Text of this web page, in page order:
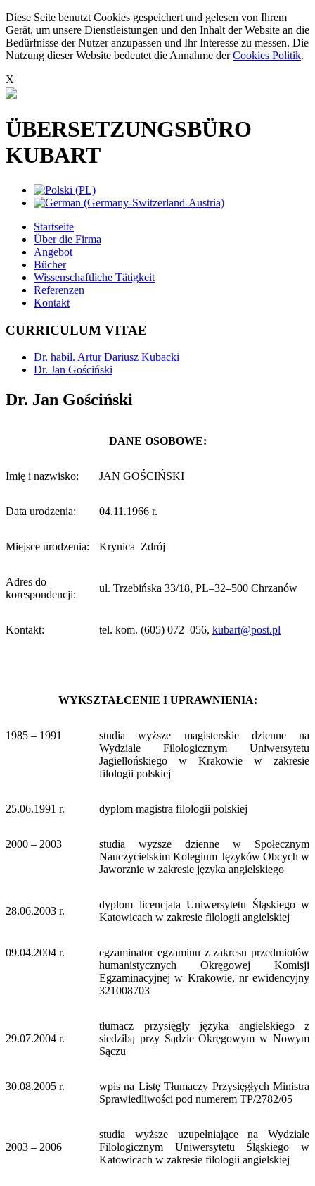
Diese Seite benutzt Cookies gespeichert und gelesen von Ihrem
Gerät, um unsere Dienstleistungen und den Inhalt der Website an die
Bedürfnisse der Nutzer anzupassen und Ihr Interesse zu messen. Die
Nutzung dieser Website bedeutet die Annahme derCookies Politik.
X
ÜBERSETZUNGSBÜRO
KUBART
Startseite
Über die Firma
Angebot
Bücher
Wissenschaftliche Tätigkeit
Referenzen
Kontakt
CURRICULUM VITAE
Dr. habil. Artur Dariusz Kubacki
Dr. Jan Gościński
Dr. Jan Gościński
DANE OSOBOWE:
Imię i nazwisko: JAN GOŚCIŃSKI
Data urodzenia: 04.11.1966 r.
Miejsce urodzenia: Krynica–Zdrój
Adres do
korespondencji:
ul. Trzebińska 33/18, PL–32–500 Chrzanów
Kontakt: tel. kom. (605) 072–056, kubart@post.pl
WYKSZTAŁCENIE I UPRAWNIENIA:
1985 – 1991
studia wyższe magisterskie dzienne na
Wydziale Filologicznym Uniwersytetu
Jagiellońskiego w Krakowie w zakresie
filologii polskiej
25.06.1991 r. dyplom magistra filologii polskiej
2000 – 2003
studia wyższe dzienne w Społecznym
Nauczycielskim Kolegium Języków Obcych w
Jaworznie w zakresie języka angielskiego
28.06.2003 r.
dyplom licencjata Uniwersytetu Śląskiego w
Katowicach w zakresie filologii angielskiej
09.04.2004 r.
egzaminator egzaminu z zakresu przedmiotów
humanistycznych Okręgowej Komisji
Egzaminacyjnej w Krakowie, nr ewidencyjny
321008703
29.07.2004 r.
tłumacz przysięgły języka angielskiego z
siedzibą przy Sądzie Okręgowym w Nowym
Sączu
30.08.2005 r.
wpis na Listę Tłumaczy Przysięgłych Ministra
Sprawiedliwości pod numerem TP/2782/05
2003 – 2006
studia wyższe uzupełniające na Wydziale
Filologicznym Uniwersytetu Śląskiego w
Katowicach w zakresie filologii angielskiej